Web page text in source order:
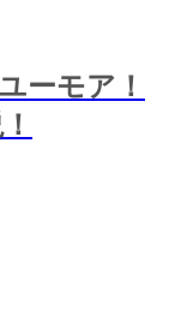
ーモア！